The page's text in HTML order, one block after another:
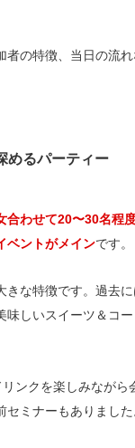
の特徴、当日の流
めるパーティー
合わせて20〜30名程
ベントがメインです。
な特徴です。過去に
味しいスイーツ＆コ
ンクを楽しみなが
ミナーもありました